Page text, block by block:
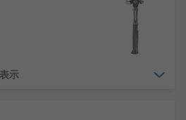
、そして当社独自のRS
示